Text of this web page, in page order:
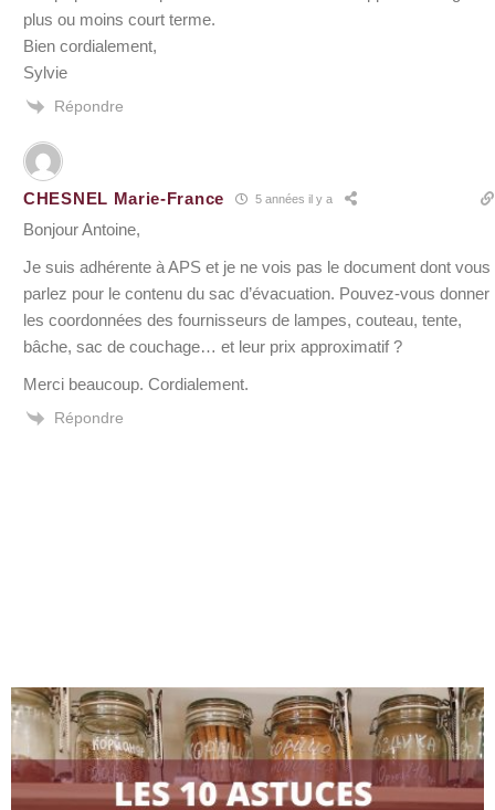
plus ou moins court terme.
Bien cordialement,
Sylvie
Répondre
CHESNEL Marie-France 5 années il y a
Bonjour Antoine,
Je suis adhérente à APS et je ne vois pas le document dont vous
parlez pour le contenu du sac d’évacuation. Pouvez-vous donner
les coordonnées des fournisseurs de lampes, couteau, tente,
bâche, sac de couchage… et leur prix approximatif ?
Merci beaucoup. Cordialement.
Répondre